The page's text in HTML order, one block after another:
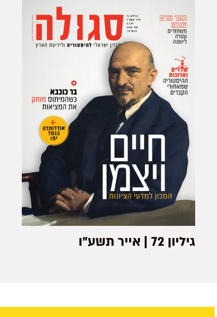
גיליון 72 | אייר תשע"ו